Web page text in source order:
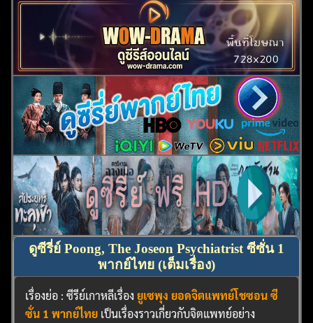
ดูซีรี่ย์ Poong, The Joseon Psychiatrist ซีซั่น 1
พากย์ไทย (เต็มเรื่อง)
เรื่องย่อ : ซีรีย์เกาหลีเรื่องยูเซพุง ยอดจิตแพทย์โชซอน ซี
ซั่น 1 พากย์ไทย เป็นเรื่องราวเกี่ยวกับจิตแพทย์อย่าง